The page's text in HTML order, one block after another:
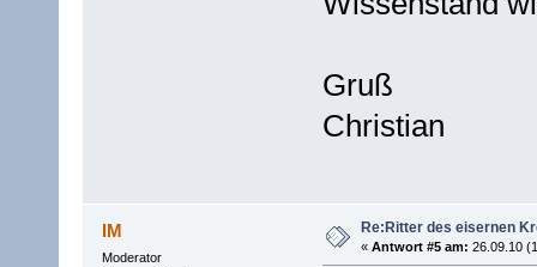
Gruß
Christian
IM
Moderator
Re:Ritter des eisernen
« Antwort #5 am: 26.09.10